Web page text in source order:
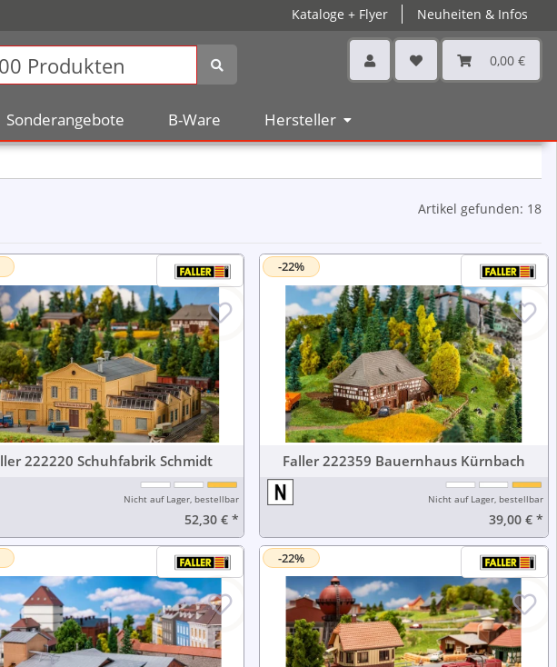
Kataloge + Flyer Neuheiten & Infos
0,00 €
Sonderangebote B-Ware Hersteller
Artikel gefunden: 18
Faller 222220 Schuhfabrik Schmidt
Nicht auf Lager, bestellbar
52,30 € *
-22%
Faller 222359 Bauernhaus Kürnbach
Nicht auf Lager, bestellbar
39,00 €*
-22%